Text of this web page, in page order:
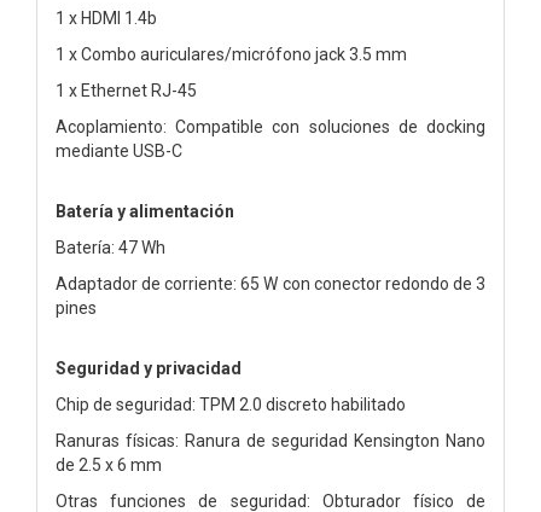
1 x HDMI 1.4b
1 x Combo auriculares/micrófono jack 3.5 mm
1 x Ethernet RJ-45
Acoplamiento: Compatible con soluciones de docking
mediante USB-C
Batería y alimentación
Batería: 47 Wh
Adaptador de corriente: 65 W con conector redondo de 3
pines
Seguridad y privacidad
Chip de seguridad: TPM 2.0 discreto habilitado
Ranuras físicas: Ranura de seguridad Kensington Nano
de 2.5 x 6 mm
Otras funciones de seguridad: Obturador físico de